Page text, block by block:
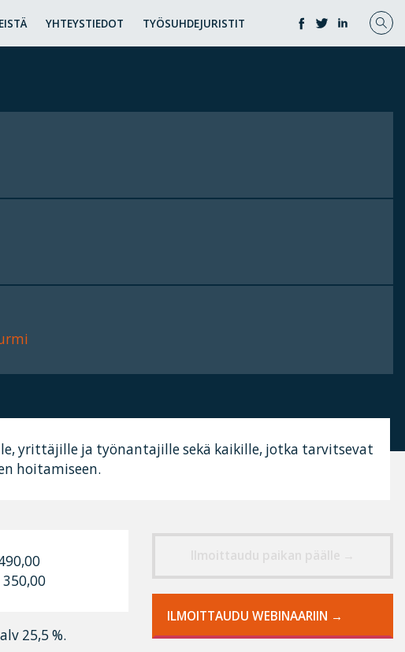
YHTEYSTIEDOT TYÖSUHDEJURISTIT
yrittäjille ja työnantajille sekä kaikille, jotka tarvitsevat
hoitamiseen.
350,00
25,5 %.
ILMOITTAUDU WEBINAARIIN